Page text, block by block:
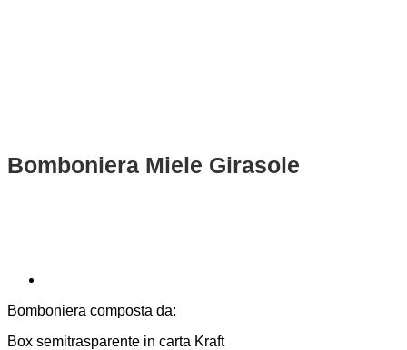
Bomboniera Miele Girasole
Bomboniera composta da:
Box semitrasparente in carta Kraft